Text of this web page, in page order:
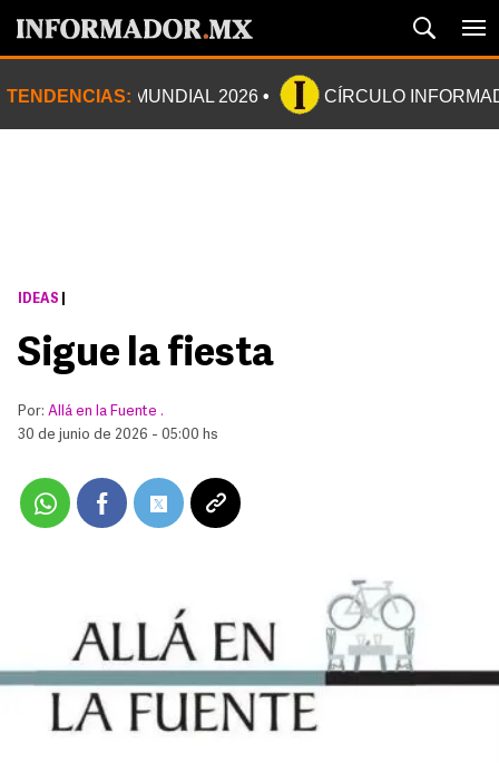
TENDENCIAS: MUNDIAL 2026 CÍRCULO
IDEAS
Sigue la fiesta
Por: Allá en la Fuente .
30 de junio de 2026 - 05:00 hs